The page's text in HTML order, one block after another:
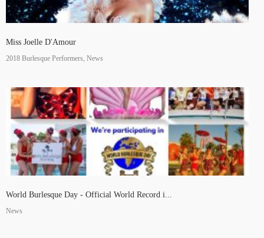
Miss Joelle D'Amour
2018 Burlesque Performers, News
World Burlesque Day - Official World Record i...
News